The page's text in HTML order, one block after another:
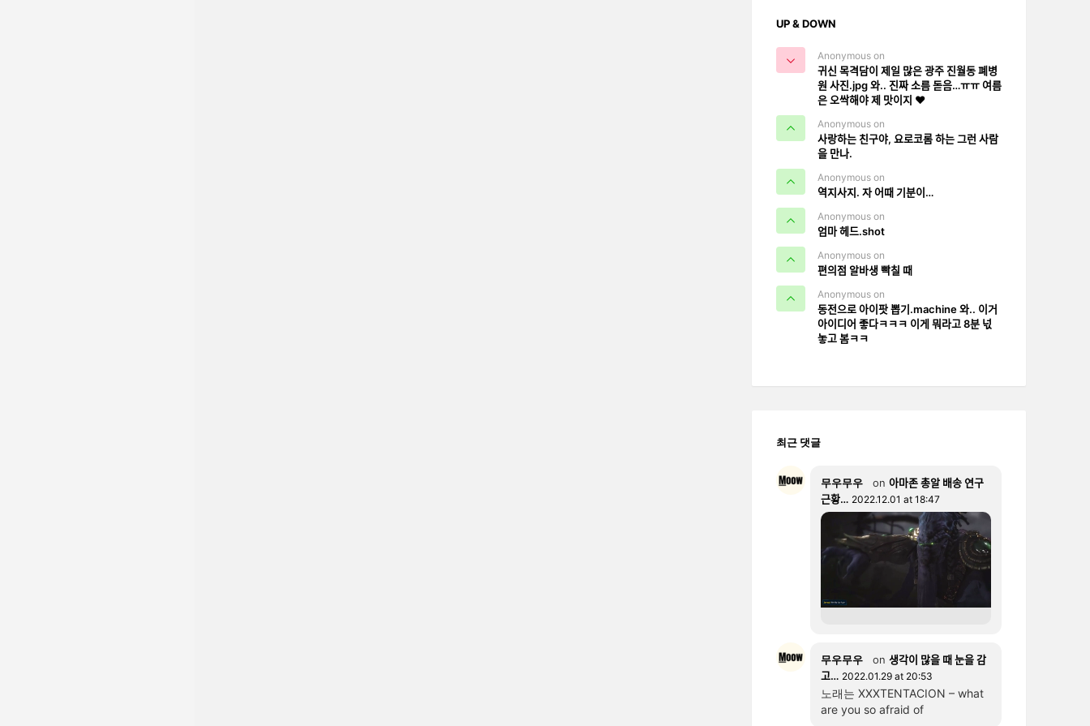
UP & DOWN
Anonymous on
귀신 목격담이 제일 많은 광주 진월동 폐병
원 사진.jpg 와.. 진짜 소름 돋음…ㅠㅠ 여름
은 오싹해야 제 맛이지 ❤️
Anonymous on
사랑하는 친구야, 요로코롬 하는 그런 사람
을 만나.
Anonymous on
역지사지. 자 어때 기분이…
Anonymous on
엄마 헤드.shot
Anonymous on
편의점 알바생 빡칠 때
Anonymous on
동전으로 아이팟 뽑기.machine 와.. 이거
아이디어 좋다ㅋㅋㅋ 이게 뭐라고 8분 넋
놓고 봄ㅋㅋ
최근 댓글
무우무우 on 아마존 총알 배송 연구
근황… 2022.12.01 at 18:47
무우무우 on 생각이 많을 때 눈을 감
고… 2022.01.29 at 20:53
노래는 XXXTENTACION – what
are you so afraid of